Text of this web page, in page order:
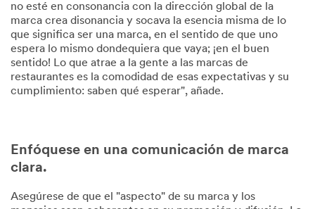
no esté en consonancia con la dirección global de la
marca crea disonancia y socava la esencia misma de lo
que significa ser una marca, en el sentido de que uno
espera lo mismo dondequiera que vaya; ¡en el buen
sentido! Lo que atrae a la gente a las marcas de
restaurantes es la comodidad de esas expectativas y su
cumplimiento: saben qué esperar", añade.
Enfóquese en una comunicación de marca
clara.
Asegúrese de que el "aspecto" de su marca y los